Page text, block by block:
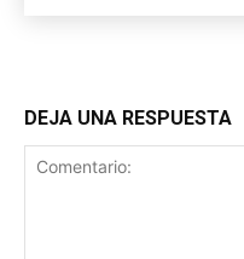
DEJA UNA RESPUESTA